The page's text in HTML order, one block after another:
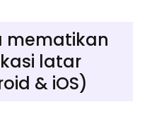
mematikan
latar
& iOS)